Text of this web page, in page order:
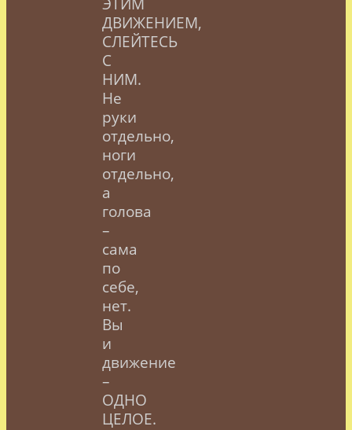
ДВИЖЕНИЕМ,
СЛЕЙТЕСЬ
С
НИМ.
Не
руки
отдельно,
ноги
отдельно,
а
голова
–
сама
по
себе,
нет.
Вы
и
движение
–
ОДНО
ЦЕЛОЕ.